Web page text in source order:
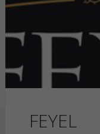
FEYEL